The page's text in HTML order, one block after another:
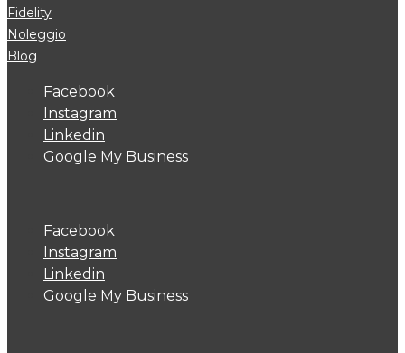
Fidelity
Noleggio
Blog
Facebook
Instagram
Linkedin
Google My Business
Facebook
Instagram
Linkedin
Google My Business